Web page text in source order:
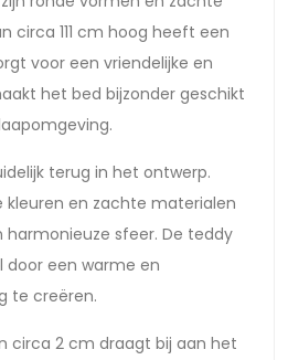
circa 111 cm hoog heeft een
voor een vriendelijke en
het bed bijzonder geschikt
terug in het ontwerp.
kleuren en zachte materialen
harmonieuze sfeer. De teddy
een warme en
te creëren.
circa 2 cm draagt bij aan het